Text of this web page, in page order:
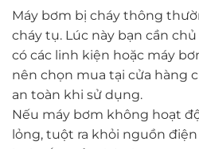
Máy bơm bị cháy thông
cháy tụ. Lúc này bạn cần
có các linh kiện hoặc máy
nên chọn mua tại cửa hàng
an toàn khi sử dụng.
Nếu máy bơm không hoạt
lỏng, tuột ra khỏi nguồn